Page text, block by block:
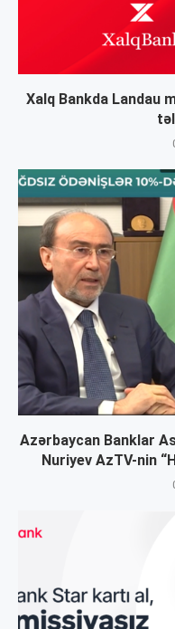
Xalq Bankda Landau
Azərbaycan Banklar
Nuriyev AzTV-nin